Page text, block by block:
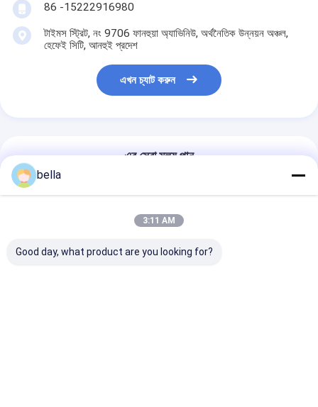
86 -15222916980
টাইমস স্ট্রিট, নং 9706 ফানহুয়া অ্যাভিনিউ, অর্থনৈতিক উন্নয়ন অঞ্চল,
হেফেই সিটি, আনহুই প্রদেশ
এখন চ্যাট করুন
এর সেরা মূল্য পান
রেট্রো রিফ্লেক্টিভ মিটার দ্রুত
পরিমাপ
bella
3:11 AM
Good day, what product are you looking for?